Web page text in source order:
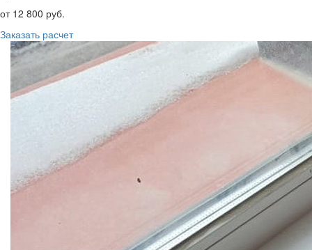
от 12 800 руб.
Заказать расчет